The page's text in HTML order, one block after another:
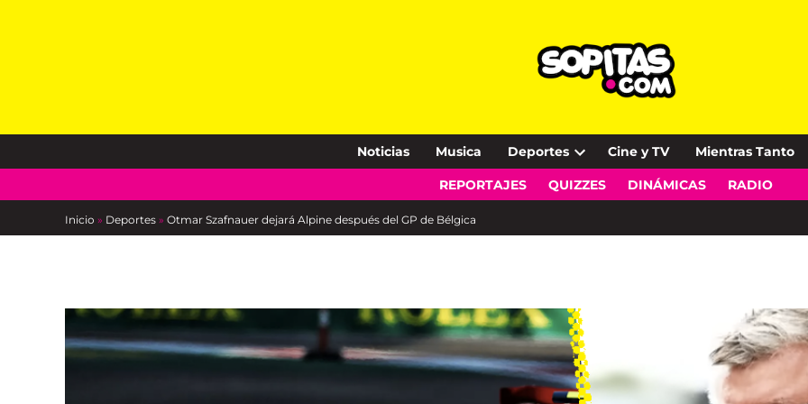
Noticias Musica Deportes
Open
dropdown
Cine y TV Mientras Tanto
REPORTAJES QUIZZES DINÁMICAS RADIO
Inicio » Deportes » Otmar Szafnauer dejará Alpine después del GP de Bélgica